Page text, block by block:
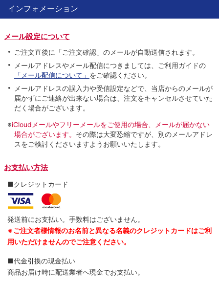
インフォメーション
メール設定について
ご注文直後に「ご注文確認」のメールが自動送信されます。
メールアドレスやメール配信につきましては、ご利用ガイドの
「メール配信について」 をご確認ください。
メールアドレスの誤入力や受信設定などで、当店からのメールが
届かずにご連絡が出来ない場合は、注文をキャンセルさせていた
だく場合がございます。
※iCloudメールやフリーメールをご使用の場合、メールが届かない
場合がございます。 その際は大変恐縮ですが、別のメールアドレ
スをご検討くださいますようお願いいたします。
お支払い方法
■クレジットカード
発送前にお支払い。手数料はございません。
※ご注文者様情報のお名前と異なる名義のクレジットカードはご利
用いただけませんのでご注意ください。
■代金引換の現金払い
商品お届け時に配送業者へ現金でお支払い。